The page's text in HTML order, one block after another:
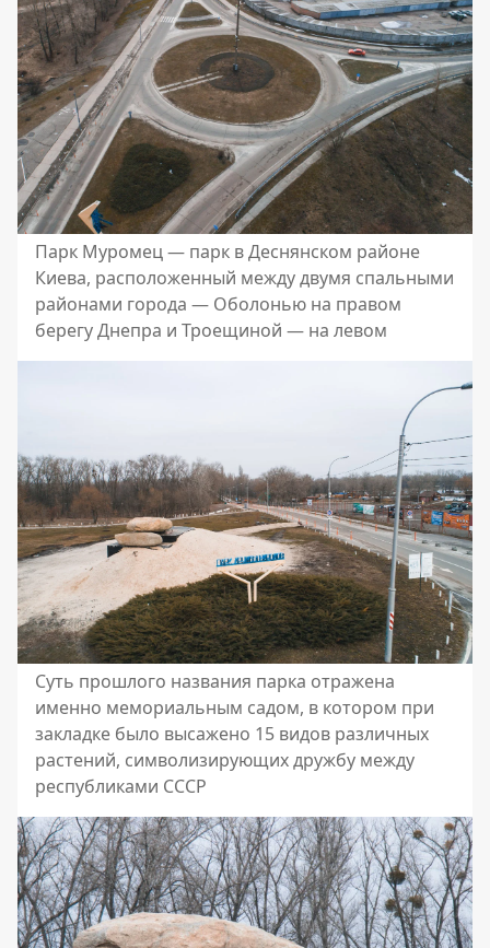
Парк Муромец — парк в Деснянском районе
Киева, расположенный между двумя спальными
районами города — Оболонью на правом
берегу Днепра и Троещиной — на левом
Суть прошлого названия парка отражена
именно мемориальным садом, в котором при
закладке было высажено 15 видов различных
растений, символизирующих дружбу между
республиками СССР